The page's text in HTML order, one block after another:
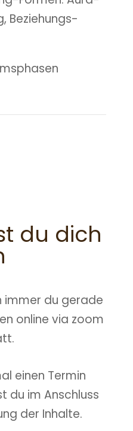
Beziehungs-
du dich
immer du gerade
online via zoom
einen Termin
du im Anschluss
der Inhalte.